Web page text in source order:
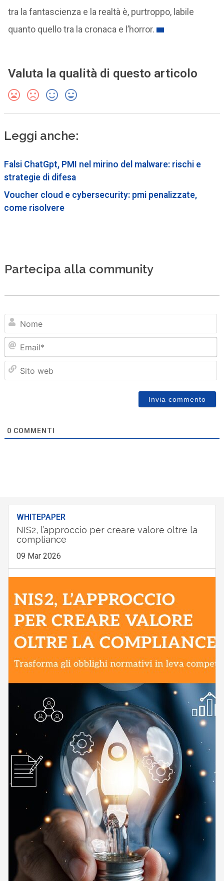
tra la fantascienza e la realtà è, purtroppo, labile
quanto quello tra la cronaca e l’horror.
Valuta la qualità di questo articolo
Leggi anche:
Falsi ChatGpt, PMI nel mirino del malware: rischi e
strategie di difesa
Voucher cloud e cybersecurity: pmi penalizzate,
come risolvere
Partecipa alla community
0 COMMENTI
WHITEPAPER
NIS2, l’approccio per creare valore oltre la
compliance
09 Mar 2026